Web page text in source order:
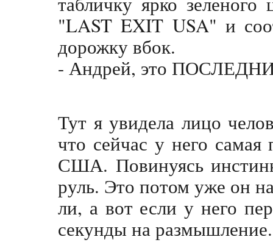
"LAST EXIT USA" и
дорожку вбок.
- Андрей, это
Тут я увидела лицо
что сейчас у него самая
США. Повинуясь
руль. Это потом уже он
ли, а вот если у него
секунды на